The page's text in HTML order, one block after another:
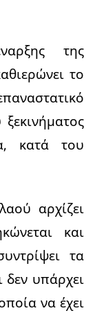
της
το
κατά του
αρχίζει
και
τα
δεν υπάρχει
να έχει